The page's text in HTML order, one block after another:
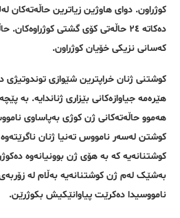
کوژراون. دوای هاوژین زیاترین حاڵەتەکان
دەکاتە ٢٤ حاڵەتی کۆی گشتی
کەسانی نزیکی خۆیان کوژراون.
کوشتنی ژنان خراپترین شێوازی توندوتیژی
هێرەمە جیاوازەکانی بێزاری ژناندایە. بە
هەموو حاڵەتەکانی ژن کوژی بەپاساوی
کوشتن لەسەر نامووس تەنیا ژنان
کوشتنانەیە کە بە هۆی ژن بوونیانەوە
بەشێک لەم ژن کوشتنانەیە بەڵام لە
نامووسیدا دەکرێت پیاوانێکیش بکوژرێن.